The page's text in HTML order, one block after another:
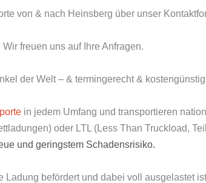
von & nach Heinsberg über unser
Wir freuen uns auf Ihre Anfragen.
der Welt – & termingerecht &
in jedem Umfang und transportieren
oder LTL (Less Than Truckload,
und geringstem Schadensrisiko.
befördert und dabei voll ausgelastet